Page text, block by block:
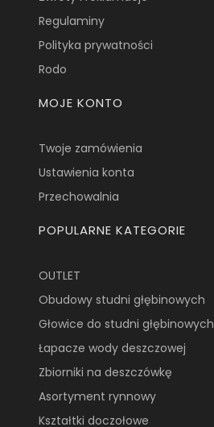
Regulaminy
Polityka prywatności
Rodo
MOJE KONTO
Twoje zamówienia
Ustawienia konta
Przechowalnia
POPULARNE KATEGORIE
OUTLET
Obudowy studni głębinowych
Głowice do studni głębinowych
Łapacze wody deszczowej
Zbiorniki na deszczówkę
Asortyment rynnowy
Kształtki doczołowe